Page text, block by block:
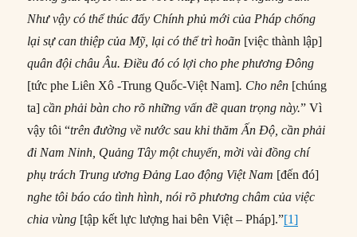
Như vậycó thểthúc đẩy Chính phủ mớicủa Pháp chống
lại sự can thiệpcủa Mỹ, lạicó thểtrì hoãn [việc thành lập]
quân đội châu Âu. Điều đó có lợi cho phe phương Đông
[tức phe Liên Xô -Trung Quốc-Việt Nam]. Cho nên [chúng
ta] cầnphải bàn cho rõ những vấn đềquan trọng này.” Vì
vậy tôi “trên đường về nước sau khi thăm Ấn Độ, cầnphải
đi Nam Ninh Quảng Tây một chuyến, mời vài đồng chí
phụ trách Trung ương Đảng Lao động Việt Nam [đến đó]
nghe tôi báo cáo tình hình, nói rõ phương châm của việc
chia vùng [tập kết lực lượng hai bên Việt – Pháp].”[1]